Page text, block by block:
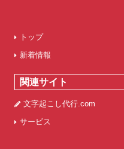
トップ
新着情報
関連サイト
文字起こし代行.com
サービス